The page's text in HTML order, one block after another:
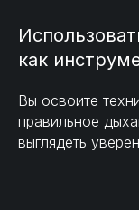
как
Вы освоите
правильное
выглядеть